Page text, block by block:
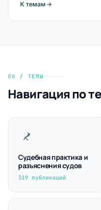
К темам
06 / ТЕМЫ
Навигация по
Судебная практика и
разъяснения судов
319 публикаций